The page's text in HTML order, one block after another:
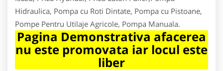
Hidraulica, Pompa cu Roti Dintate, Pompa cu Pistoane,
Pompe Pentru Utilaje Agricole, Pompa Manuala.
Pagina Demonstrativa afacerea
nu este promovata iar locul este
liber